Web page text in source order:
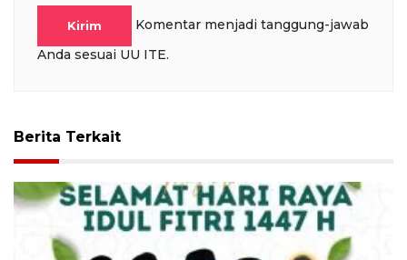
Kirim
Komentar menjadi tanggung-jawab
Anda sesuai UU ITE.
Berita Terkait